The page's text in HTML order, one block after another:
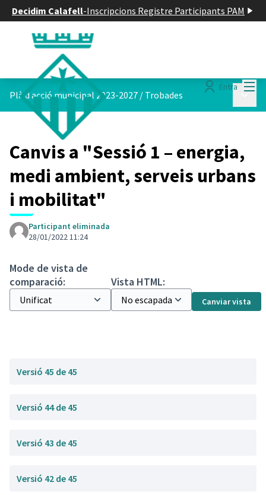
Decidim Calafell-Inscripcions Registre Participants PAM
Entra
Plà d acció municipal 2023-2027 / Trobades
Canvis a "Sessió 1 – energia,
medi ambient, serveis urbans
i mobilitat"
Participant eliminada
28/01/2022 11:24
Mode de vista de
comparació:
Vista HTML:
Canviar vista
Versió 45 de 45
Versió 44 de 45
Versió 43 de 45
Versió 42 de 45